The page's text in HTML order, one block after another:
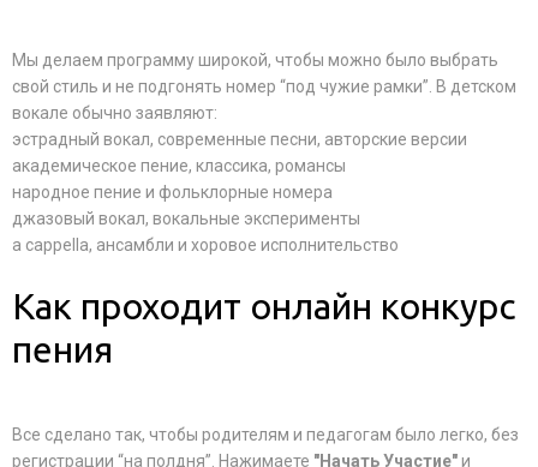
Мы делаем программу широкой, чтобы можно было выбрать
свой стиль и не подгонять номер “под чужие рамки”. В детском
вокале обычно заявляют:
эстрадный вокал, современные песни, авторские версии
академическое пение, классика, романсы
народное пение и фольклорные номера
джазовый вокал, вокальные эксперименты
a cappella, ансамбли и хоровое исполнительство
Как проходит онлайн конкурс
пения
Все сделано так, чтобы родителям и педагогам было легко, без
регистрации “на полдня”. Нажимаете "Начать Участие"и